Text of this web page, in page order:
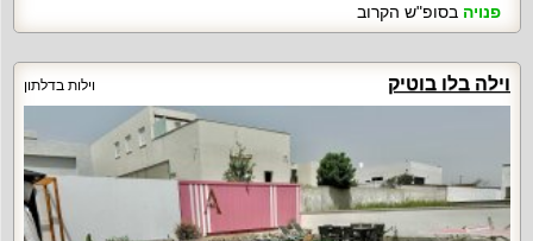
פנויה בסופ"ש הקרוב
וילה בלו בוטיק וילות בדלתון